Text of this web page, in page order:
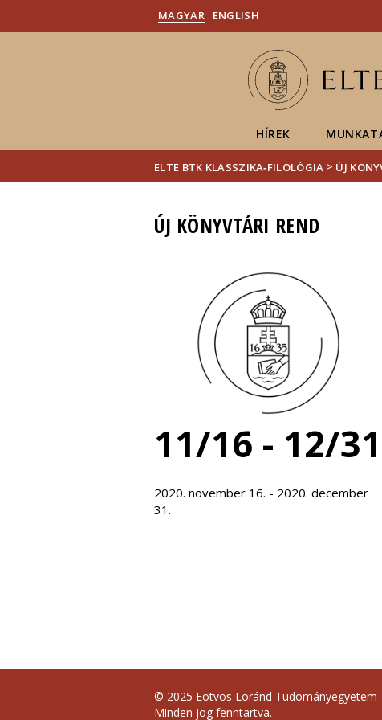
MAGYAR ENGLISH
HÍREK
ELTE BTK KLASSZIKA‑FILOLÓGIA > ÚJ
ÚJ KÖNYVTÁRI REND
11/16 - 12/31
2020. november 16. - 2020. december
31.
© 2025 Eötvös Loránd Tudományegyetem
Minden jog fenntartva.